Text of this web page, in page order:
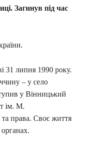
Загинув під час
31 липня 1990 року.
– у село
у Вінницький
ім. М.
та права. Своє життя